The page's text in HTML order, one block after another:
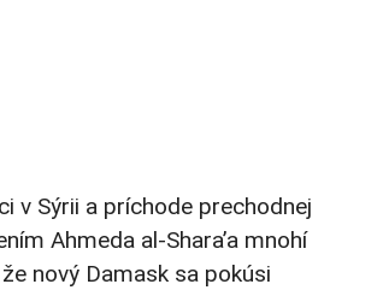
v Sýrii a príchode prechodnej
Ahmeda al-Shara’a mnohí
nový Damask sa pokúsi